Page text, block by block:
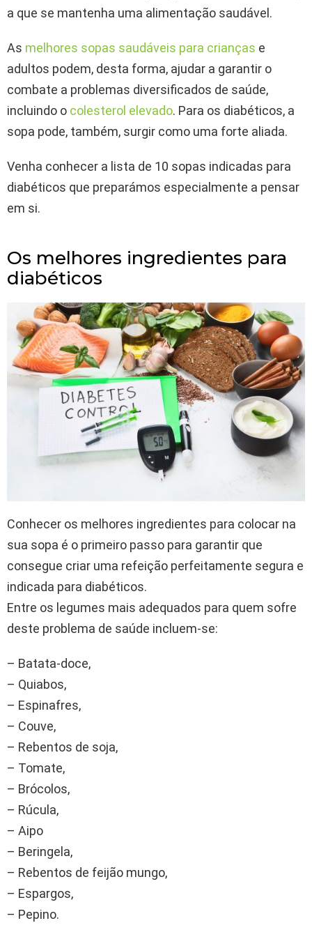
a que se mantenha uma alimentação saudável.
As melhores sopas saudáveis para crianças e
adultos podem, desta forma, ajudar a garantir o
combate a problemas diversificados de saúde,
incluindo o colesterol elevado. Para os diabéticos, a
sopa pode, também, surgir como uma forte aliada.
Venha conhecer a lista de 10 sopas indicadas para
diabéticos que preparámos especialmente a pensar
em si.
Os melhores ingredientes para
diabéticos
Conhecer os melhores ingredientes para colocar na
sua sopa é o primeiro passo para garantir que
consegue criar uma refeição perfeitamente segura e
indicada para diabéticos.
Entre os legumes mais adequados para quem sofre
deste problema de saúde incluem-se:
– Batata-doce,
– Quiabos,
– Espinafres,
– Couve,
– Rebentos de soja,
– Tomate,
– Brócolos,
– Rúcula,
– Aipo
– Beringela,
– Rebentos de feijão mungo,
– Espargos,
– Pepino.